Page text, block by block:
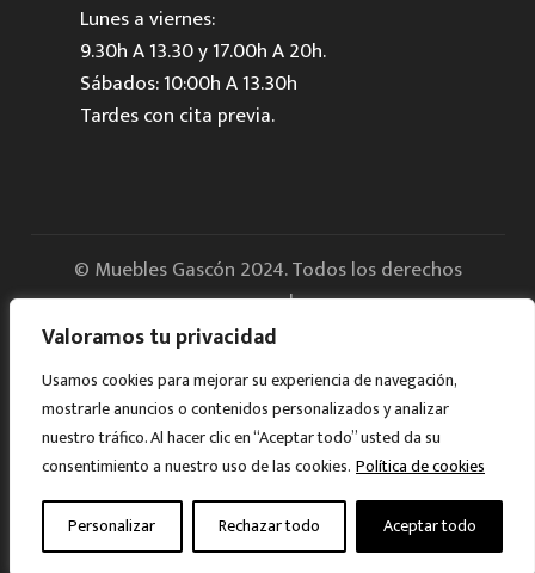
Valoramos tu privacidad
Usamos cookies para mejorar su experiencia de navegación,
mostrarle anuncios o contenidos personalizados y analizar
nuestro tráfico. Al hacer clic en “Aceptar todo” usted da su
consentimiento a nuestro uso de las cookies. Política de cookies
Personalizar Rechazar todo Aceptar todo
Lunes a viernes:
9.30h A 13.30 y 17.00h A 20h.
Sábados: 10:00h A 13.30h
Tardes con cita previa.
© Muebles Gascón 2024. Todos los derechos
reservados.
Aviso legal
Política de Privacidad
Cookies